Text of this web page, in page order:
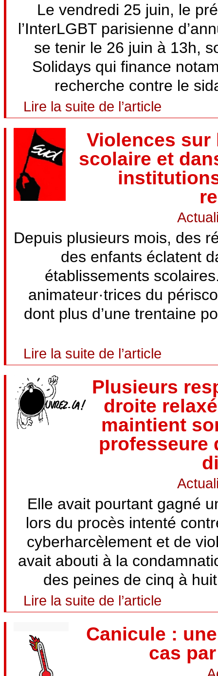
Le vendredi 25 juin, le
l’InterLGBT parisienne
se tenir le 26 juin à 13h,
Solidays qui finance
recherche contre le
Lire la suite de l’article
Violences sur
scolaire et
Depuis plusieurs mois, des
des enfants éclatent
établissements
animateur·trices du
dont plus d’une trentaine
Lire la suite de l’article
Plusieurs
droite
maintient
professeure
Elle avait pourtant gagné
lors du procès intenté
cyberharcèlement et de
avait abouti à la
des peines de cinq à
Lire la suite de l’article
Canicule :
cas